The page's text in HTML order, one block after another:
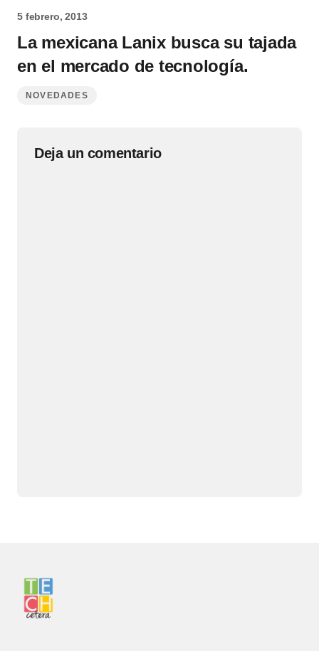
5 febrero, 2013
La mexicana Lanix busca su tajada
en el mercado de tecnología.
NOVEDADES
Deja un comentario